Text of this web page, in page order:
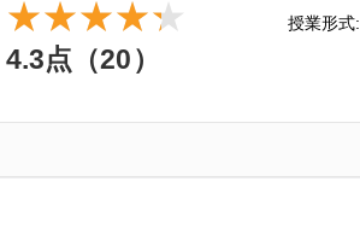
4.3点（20）
授業形式: